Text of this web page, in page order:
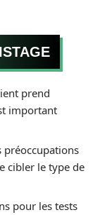
prend
important
préoccupations
cibler le type de
pour les tests